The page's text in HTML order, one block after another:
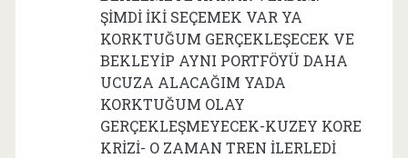
ŞİMDİ İKİ SEÇEMEK VAR YA
KORKTUĞUM GERÇEKLEŞECEK VE
BEKLEYİP AYNI PORTFÖYÜ DAHA
UCUZA ALACAĞIM YADA
KORKTUĞUM OLAY
GERÇEKLEŞMEYECEK-KUZEY KORE
KRİZİ- O ZAMAN TREN İLERLEDİ